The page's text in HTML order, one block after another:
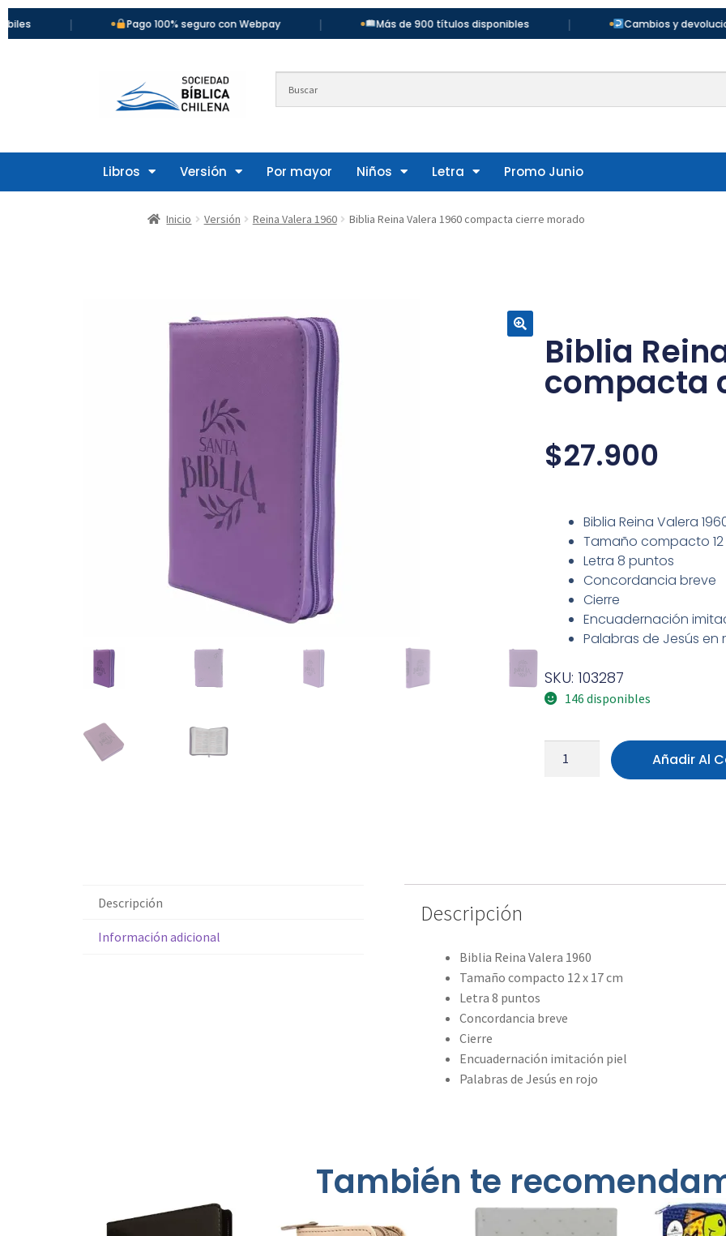
| Pago 100% seguro con Webpay | Más de 900 títulos disponibles | Cambios y devoluciones en
Libros Versión Por mayor Niños Letra Promo Junio
Inicio Versión Reina Valera 1960 Biblia Reina Valera 1960 compacta cierre morado
Biblia
compacta
$27.900
Biblia Reina Valera
Tamaño compacto 12
Letra 8 puntos
Concordancia breve
Cierre
Encuadernación
Palabras de Jesús en
SKU: 103287
146 disponibles
Añadir Al
Descripción
Información adicional
Descripción
Biblia Reina Valera 1960
Tamaño compacto 12 x 17 cm
Letra 8 puntos
Concordancia breve
Cierre
Encuadernación imitación piel
Palabras de Jesús en rojo
También te